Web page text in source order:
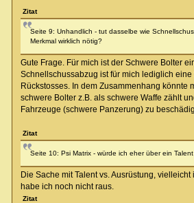
Zitat
Seite 9: Unhandlich - tut dasselbe wie
Merkmal wirklich nötig?
Gute Frage. Für mich ist der Schwere Bolter
Schnellschussabzug ist für mich lediglich eine
Rückstosses. In dem Zusammenhang könnte
schwere Bolter z.B. als schwere Waffe zählt
Fahrzeuge (schwere Panzerung) zu
Zitat
Seite 10: Psi Matrix - würde ich eher über ein
Die Sache mit Talent vs. Ausrüstung,
habe ich noch nicht raus.
Zitat